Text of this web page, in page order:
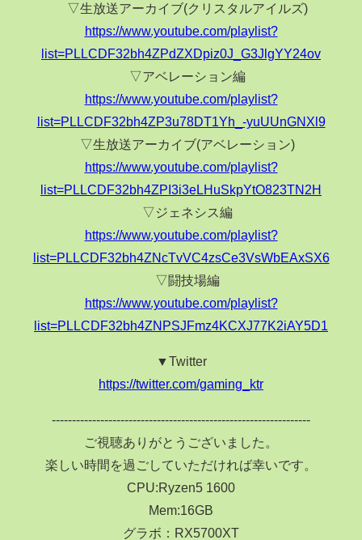
▽生放送アーカイブ(クリスタルアイルズ)
https://www.youtube.com/playlist?
list=PLLCDF32bh4ZPdZXDpiz0J_G3JlgYY24ov
▽アベレーション編
https://www.youtube.com/playlist?
list=PLLCDF32bh4ZP3u78DT1Yh_-yuUUnGNXl9
▽生放送アーカイブ(アベレーション)
https://www.youtube.com/playlist?
list=PLLCDF32bh4ZPI3i3eLHuSkpYtO823TN2H
▽ジェネシス編
https://www.youtube.com/playlist?
list=PLLCDF32bh4ZNcTvVC4zsCe3VsWbEAxSX6
▽闘技場編
https://www.youtube.com/playlist?
list=PLLCDF32bh4ZNPSJFmz4KCXJ77K2iAY5D1
▼Twitter
https://twitter.com/gaming_ktr
----------------------------------------------------------------
ご視聴ありがとうございました。
楽しい時間を過ごしていただければ幸いです。
CPU:Ryzen5 1600
Mem:16GB
グラボ：RX5700XT